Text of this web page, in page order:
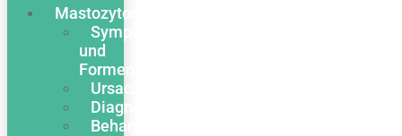
Mastozytose
Symptome
und
Formen
Ursachen
Diagnose
Behandlung